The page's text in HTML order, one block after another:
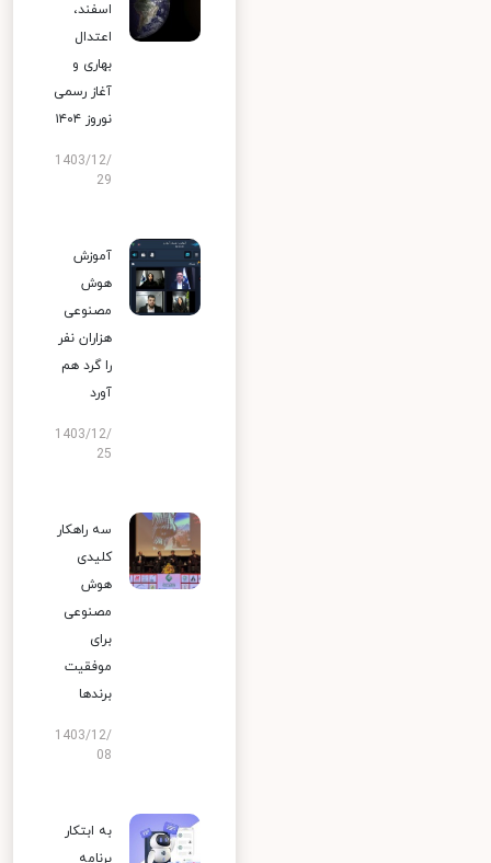
اسفند،
اعتدال
بهاری و
آغاز رسمی
نوروز ۱۴۰۴
1403/12/
29
آموزش
هوش
مصنوعی
هزاران نفر
را گرد هم
آورد
1403/12/
25
سه راهکار
کلیدی
هوش
مصنوعی
برای
موفقیت
برندها
1403/12/
08
به ابتکار
برنامه